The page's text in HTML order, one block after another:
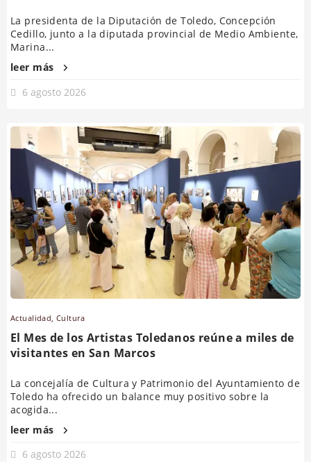
La presidenta de la Diputación de Toledo, Concepción
Cedillo, junto a la diputada provincial de Medio Ambiente,
Marina...
leer más
6 agosto 2026
Actualidad,Cultura
El Mes de los Artistas Toledanos reúne a miles de
visitantes en San Marcos
La concejalía de Cultura y Patrimonio del Ayuntamiento de
Toledo ha ofrecido un balance muy positivo sobre la
acogida...
leer más
6 agosto 2026